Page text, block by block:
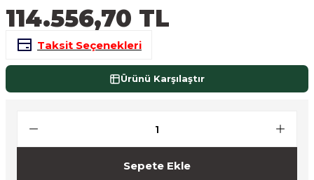
Cihazları
114.556,70 TL
Taksit Seçenekleri
Ürünü Karşılaştır
Sepete Ekle